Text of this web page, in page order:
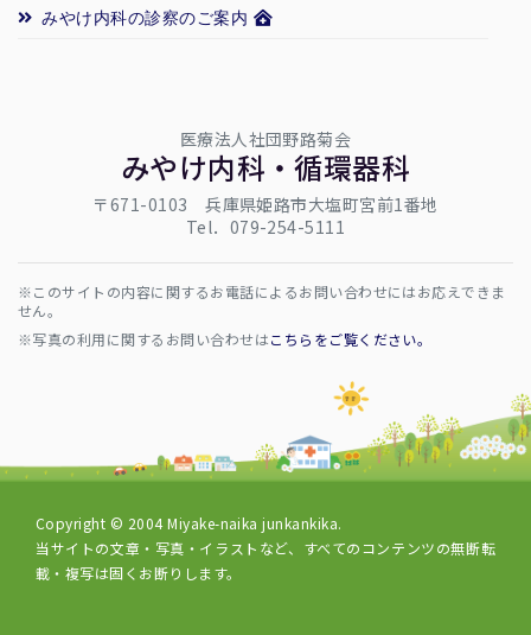
みやけ内科の診察のご案内
医療法人社団野路菊会
みやけ内科・循環器科
〒671-0103 兵庫県姫路市大塩町宮前1番地
Tel．079-254-5111
※このサイトの内容に関するお電話によるお問い合わせにはお応えできま
せん。
※写真の利用に関するお問い合わせはこちらをご覧ください。
Copyright © 2004 Miyake-naika junkankika.
当サイトの文章・写真・イラストなど、すべてのコンテンツの無断転
載・複写は固くお断りします。